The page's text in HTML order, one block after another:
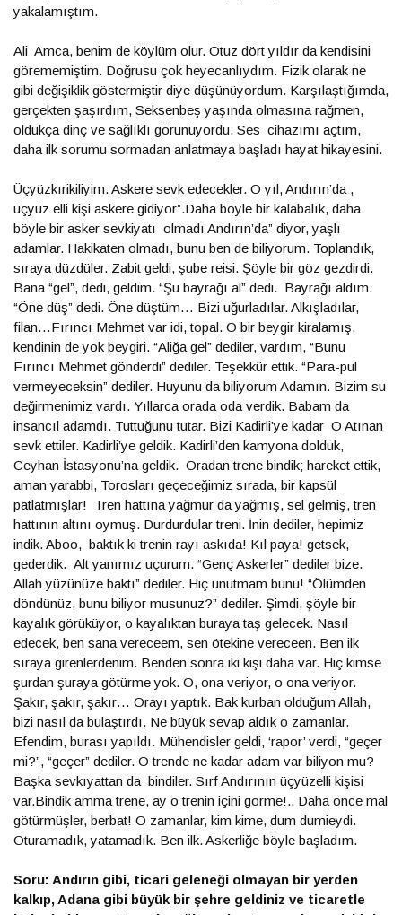
yakalamıştım.
Ali Amca, benim de köylüm olur. Otuz dört yıldır da kendisini
görememiştim. Doğrusu çok heyecanlıydım. Fizik olarak ne
gibi değişiklik göstermiştir diye düşünüyordum. Karşılaştığımda,
gerçekten şaşırdım, Seksenbeş yaşında olmasına rağmen,
oldukça dinç ve sağlıklı görünüyordu. Ses cihazımı açtım,
daha ilk sorumu sormadan anlatmaya başladı hayat hikayesini.
Üçyüzkırikiliyim. Askere sevk edecekler. O yıl, Andırın’da ,
üçyüz elli kişi askere gidiyor”.Daha böyle bir kalabalık, daha
böyle bir asker sevkiyatı olmadı Andırın’da” diyor, yaşlı
adamlar. Hakikaten olmadı, bunu ben de biliyorum. Toplandık,
sıraya düzdüler. Zabit geldi, şube reisi. Şöyle bir göz gezdirdi.
Bana “gel”, dedi, geldim. “Şu bayrağı al” dedi. Bayrağı aldım.
“Öne düş” dedi. Öne düştüm… Bizi uğurladılar. Alkışladılar,
filan…Fırıncı Mehmet var idi, topal. O bir beygir kiralamış,
kendinin de yok beygiri. “Aliğa gel” dediler, vardım, “Bunu
Fırıncı Mehmet gönderdi” dediler. Teşekkür ettik. “Para-pul
vermeyeceksin” dediler. Huyunu da biliyorum Adamın. Bizim su
değirmenimiz vardı. Yıllarca orada oda verdik. Babam da
insancıl adamdı. Tuttuğunu tutar. Bizi Kadirli’ye kadar O Atınan
sevk ettiler. Kadirli’ye geldik. Kadirli’den kamyona dolduk,
Ceyhan İstasyonu’na geldik. Oradan trene bindik; hareket ettik,
aman yarabbi, Torosları geçeceğimiz sırada, bir kapsül
patlatmışlar! Tren hattına yağmur da yağmış, sel gelmiş, tren
hattının altını oymuş. Durdurdular treni. İnin dediler, hepimiz
indik. Aboo, baktık ki trenin rayı askıda! Kıl paya! getsek,
gederdik. Alt yanımız uçurum. “Genç Askerler” dediler bize.
Allah yüzünüze baktı” dediler. Hiç unutmam bunu! “Ölümden
döndünüz, bunu biliyor musunuz?” dediler. Şimdi, şöyle bir
kayalık görüküyor, o kayalıktan buraya taş gelecek. Nasıl
edecek, ben sana vereceem, sen ötekine vereceen. Ben ilk
sıraya girenlerdenim. Benden sonra iki kişi daha var. Hiç kimse
şurdan şuraya götürme yok. O, ona veriyor, o ona veriyor.
Şakır, şakır, şakır… Orayı yaptık. Bak kurban olduğum Allah,
bizi nasıl da bulaştırdı. Ne büyük sevap aldık o zamanlar.
Efendim, burası yapıldı. Mühendisler geldi, ‘rapor’ verdi, “geçer
mi?”, “geçer” dediler. O trende ne kadar adam var biliyon mu?
Başka sevkıyattan da bindiler. Sırf Andırının üçyüzelli kişisi
var.Bindik amma trene, ay o trenin içini görme!.. Daha önce mal
götürmüşler, berbat! O zamanlar, kim kime, dum dumieydi.
Oturamadık, yatamadık. Ben ilk. Askerliğe böyle başladım.
Soru: Andırın gibi, ticari geleneği olmayan bir yerden
kalkıp, Adana gibi büyük bir şehre geldiniz ve ticaretle